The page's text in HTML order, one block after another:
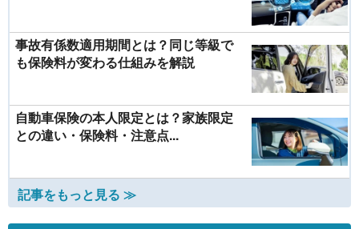
事故有係数適用期間とは？同じ等級で
も保険料が変わる仕組みを解説
自動車保険の本人限定とは？家族限定
との違い・保険料・注意点...
記事をもっと見る ≫